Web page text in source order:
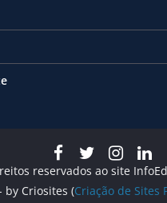
reservados ao site
by Criosites (Criação de Sites